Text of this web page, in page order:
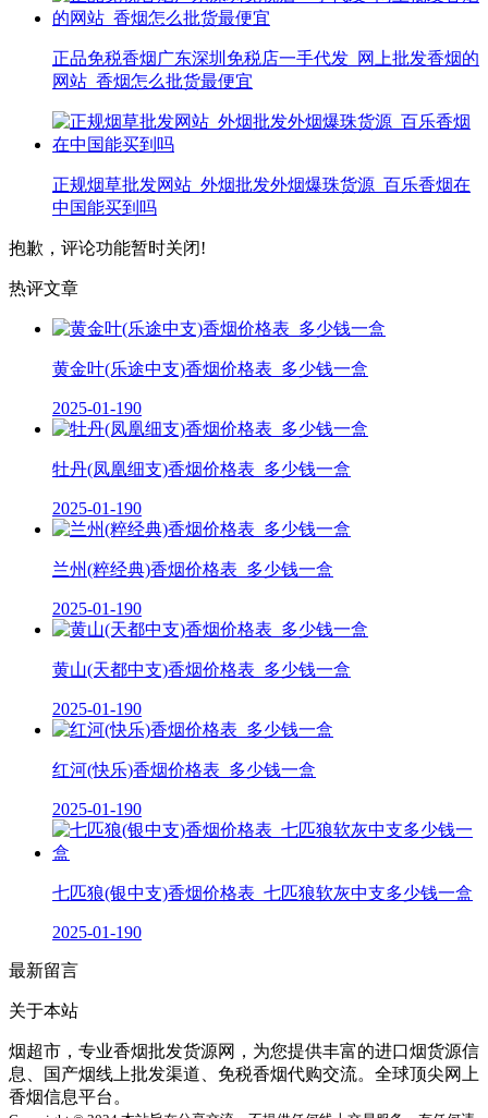
正品免税香烟广东深圳免税店一手代发_网上批发香烟的
网站_香烟怎么批货最便宜
正规烟草批发网站_外烟批发外烟爆珠货源_百乐香烟在
中国能买到吗
抱歉，评论功能暂时关闭!
热评文章
黄金叶(乐途中支)香烟价格表_多少钱一盒
2025-01-190
牡丹(凤凰细支)香烟价格表_多少钱一盒
2025-01-190
兰州(粹经典)香烟价格表_多少钱一盒
2025-01-190
黄山(天都中支)香烟价格表_多少钱一盒
2025-01-190
红河(快乐)香烟价格表_多少钱一盒
2025-01-190
七匹狼(银中支)香烟价格表_七匹狼软灰中支多少钱一盒
2025-01-190
最新留言
关于本站
烟超市，专业香烟批发货源网，为您提供丰富的进口烟货源信
息、国产烟线上批发渠道、免税香烟代购交流。全球顶尖网上
香烟信息平台。